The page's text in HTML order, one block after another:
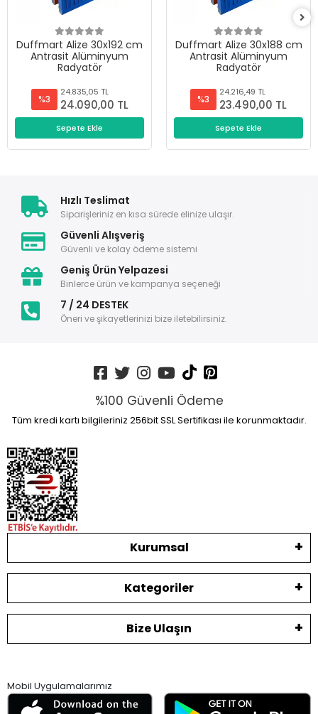
Duffmart Alize 30x192 cm
Antrasit Alüminyum
Radyatör
%3
24.835,05 TL
24.090,00 TL
Sepete Ekle
Duffmart Alize 30x188 cm
Antrasit Alüminyum
Radyatör
%3
24.216,49 TL
23.490,00 TL
Sepete Ekle
Hızlı Teslimat
Siparişleriniz en kısa sürede elinize ulaşır.
Güvenli Alışveriş
Güvenli ve kolay ödeme sistemi
Geniş Ürün Yelpazesi
Binlerce ürün ve kampanya seçeneği
7 / 24 DESTEK
Öneri ve şikayetlerinizi bize iletebilirsiniz.
%100 Güvenli Ödeme
Tüm kredi kartı bilgileriniz 256bit SSL Sertifikası ile korunmaktadır.
Kurumsal
Kategoriler
Bize Ulaşın
Mobil Uygulamalarımız